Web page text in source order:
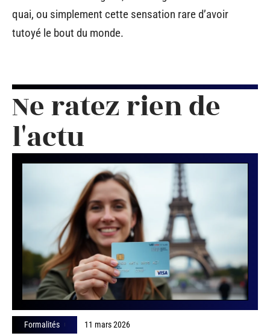
quai, ou simplement cette sensation rare d’avoir
tutoyé le bout du monde.
Ne ratez rien de
l'actu
Formalités 11 mars 2026